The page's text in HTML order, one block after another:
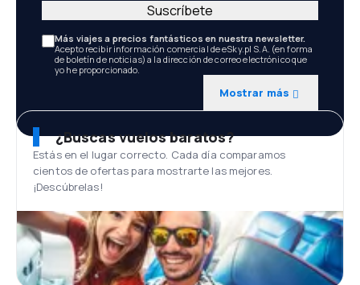
Más viajes a precios fantásticos en nuestra newsletter.
Acepto recibir información comercial de eSky.pl S.A. (en forma
de boletín de noticias) a la dirección de correo electrónico que
yo he proporcionado.
Mostrar más
Suscríbete
¿Buscas vuelos baratos?
Estás en el lugar correcto. Cada día comparamos
cientos de ofertas para mostrarte las mejores.
¡Descúbrelas!